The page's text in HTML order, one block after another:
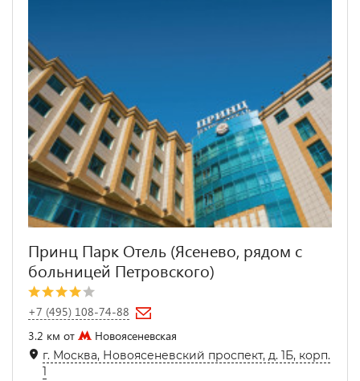
Принц Парк Отель (Ясенево, рядом с
больницей Петровского)
+7 (495) 108-74-88
3.2 км от
Новоясеневская
г. Москва, Новоясеневский проспект, д. 1Б, корп.
1